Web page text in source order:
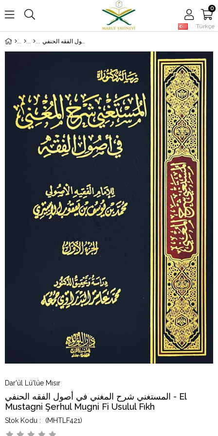
Türkçe
0
المستغني شرح المغني في أصول الفقه الحنفي - El Mustagni Şerhul Mugni Fi Usulul Fıkh
Dar'ül Lü'lüe Mısır
المستغني شرح المغني في أصول الفقه الحنفي - El
Mustagni Şerhul Mugni Fi Usulul Fıkh
(MHTLF421)